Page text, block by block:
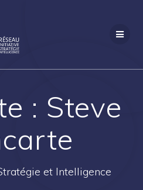
: Steve
et Intelligence